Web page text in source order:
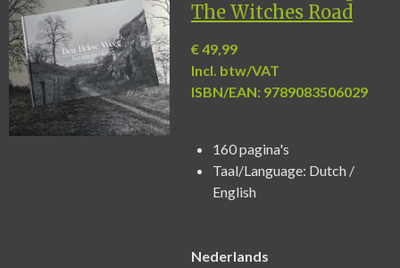
The Witches Road
€ 49,99
Incl. btw/VAT
ISBN/EAN: 9789083506029
160 pagina's
Taal/Language: Dutch /
English
Nederlands